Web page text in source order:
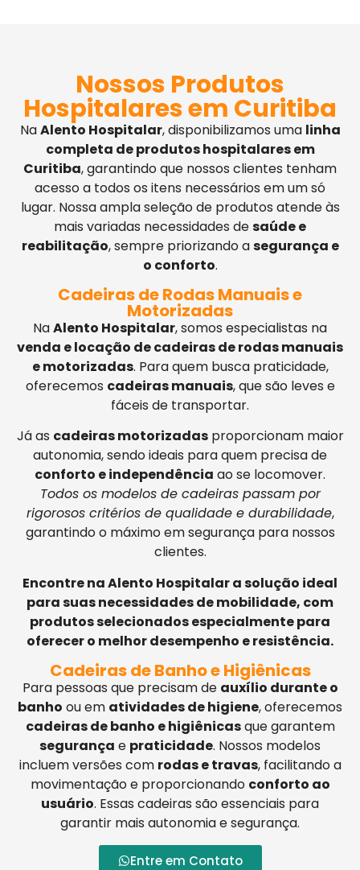
Nossos Produtos
Hospitalares em Curitiba
NaAlento Hospitalar, disponibilizamos uma linha
completa de produtos hospitalares em
Curitiba, garantindo que nossos clientes tenham
acesso a todos os itens necessários em um só
lugar. Nossa ampla seleção de produtos atende às
mais variadas necessidades desaúde e
reabilitação, sempre priorizando asegurança e
o conforto.
Cadeiras de Rodas Manuais e
Motorizadas
NaAlento Hospitalar, somos especialistas na
venda e locação de cadeiras de rodas manuais
e motorizadas. Para quem busca praticidade,
oferecemos cadeiras manuais, que são leves e
fáceis de transportar.
Já as cadeiras motorizadasproporcionam maior
autonomia, sendo ideais para quem precisa de
conforto e independência ao se locomover.
Todos os modelos de cadeiras passam por
rigorosos critérios de qualidade e durabilidade,
garantindo o máximo em segurança para nossos
clientes.
Encontre na Alento Hospitalar a solução ideal
para suas necessidades de mobilidade, com
produtos selecionados especialmente para
oferecer o melhor desempenho e resistência.
Cadeiras de Banho e Higiênicas
Para pessoas que precisam de auxílio durante o
banho ou em atividades de higiene, oferecemos
cadeiras de banho e higiênicasque garantem
segurança e praticidade. Nossos modelos
incluem versões com rodas e travas, facilitando a
movimentação e proporcionando conforto ao
usuário. Essas cadeiras são essenciais para
garantir mais autonomia e segurança.
Entre em Contato